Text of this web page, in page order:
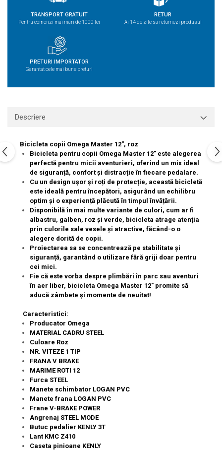
TRANSPORT GRATUIT
Pentru comenzi mai mari de 1000 lei
RETUR
Ai 14 de zile sa returnezi produsul
PRETURI IMPORTATOR
Garantat cele mai bune preturi
Descriere
Bicicleta copii Omega Master 12", roz
Bicicleta pentru copii Omega Master 12" este alegerea
perfectă pentru micii aventurieri, oferind un mix ideal
de siguranță, confort și distracție în fiecare pedalare.
Cu un design ușor și roți de protecție, această bicicletă
este ideală pentru începători, asigurând un echilibru
optim și o experiență plăcută în timpul învățării.
Disponibilă în mai multe variante de culori, cum ar fi
albastru, galben, roz și verde, bicicleta atrage atenția
prin culorile sale vesele și atractive, făcând-o o
alegere dorită de copii.
Proiectarea sa se concentrează pe stabilitate și
siguranță, garantând o utilizare fără griji doar pentru
cei mici.
Fie că este vorba despre plimbări în parc sau aventuri
în aer liber, bicicleta Omega Master 12" promite să
aducă zâmbete și momente de neuitat!
Caracteristici:
Producator Omega
MATERIAL CADRU STEEL
Culoare Roz
NR. VITEZE 1 TIP
FRANA V BRAKE
MARIME ROTI 12
Furca STEEL
Manete schimbator LOGAN PVC
Manete frana LOGAN PVC
Frane V-BRAKE POWER
Angrenaj STEEL MODE
Butuc pedalier KENLY 3T
Lant KMC Z410
Caseta pinioane KENLY